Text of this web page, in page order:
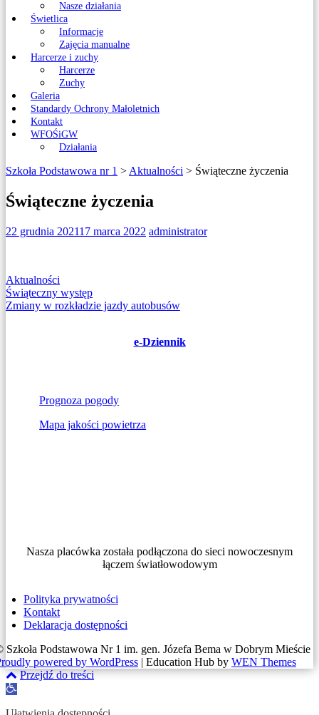
Nasze działania
Świetlica
Informacje
Zajęcia manualne
Harcerze i zuchy
Harcerze
Zuchy
Galeria
Standardy Ochrony Małoletnich
Kontakt
WFOŚiGW
Działania
Szkoła Podstawowa nr 1 > Aktualności > Świąteczne życzenia
Świąteczne życzenia
22 grudnia 202117 marca 2022 administrator
Aktualności
Nawigacja
wpisu
Świąteczny występ
Zmiany w rozkładzie jazdy autobusów
e-Dziennik
Prognoza pogody
Mapa jakości powietrza
Nasza placówka została podłączona do sieci nowoczesnym
łączem światłowodowym
Polityka prywatności
Kontakt
Deklaracja dostępności
Szkoła Podstawowa Nr 1 im. gen. Józefa Bema w Dobrym Mieście
powered by WordPress | Education Hub by WEN Themes
Przejdź do treści
Otwórz
narzędzi